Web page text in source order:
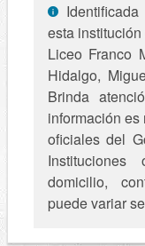
Identificada
esta
Liceo Franco
Hidalgo,
Brinda
información
oficiales del
domicilio,
puede variar